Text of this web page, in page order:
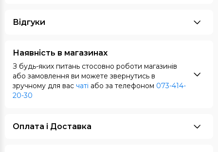
Відгуки
Наявність в магазинах
З будь-яких питань стосовно роботи магазинів
або замовлення ви можете звернутись в
зручному для вас чаті або за телефоном 073-414-
20-30
Оплата i Доставка